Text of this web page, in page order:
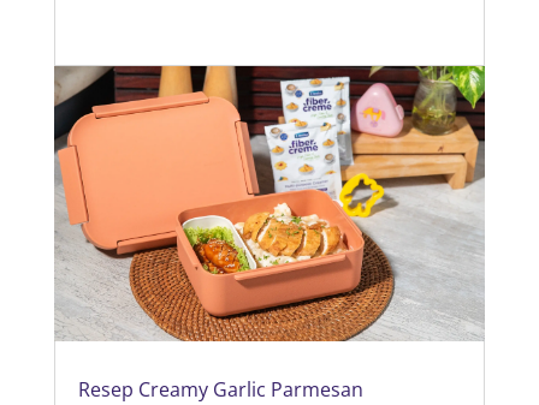
Resep Creamy Garlic Parmesan